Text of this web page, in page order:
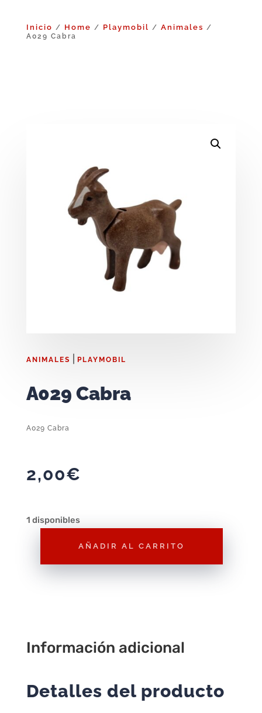
Inicio / Home / Playmobil / Animales /
A029 Cabra
ANIMALES PLAYMOBIL
A029 Cabra
A029 Cabra
2,00€
1 disponibles
AÑADIR AL CARRITO
Información adicional
Detalles del producto